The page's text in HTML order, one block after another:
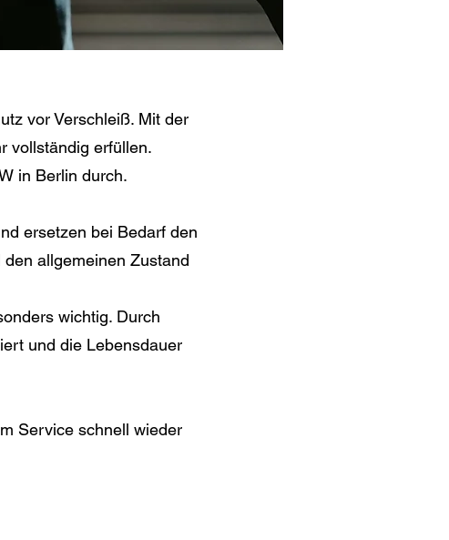
vor Verschleiß. Mit der
vollständig erfüllen.
in Berlin durch.
ersetzen bei Bedarf den
allgemeinen Zustand
wichtig. Durch
und die Lebensdauer
Service schnell wieder